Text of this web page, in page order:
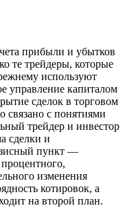
прибыли и убытков
те трейдеры, которые
используют
управление капиталом
сделок в торговом
связано с понятиями
трейдер и инвестор
сделки и
пункт —
изменения
котировок, а
на второй план.